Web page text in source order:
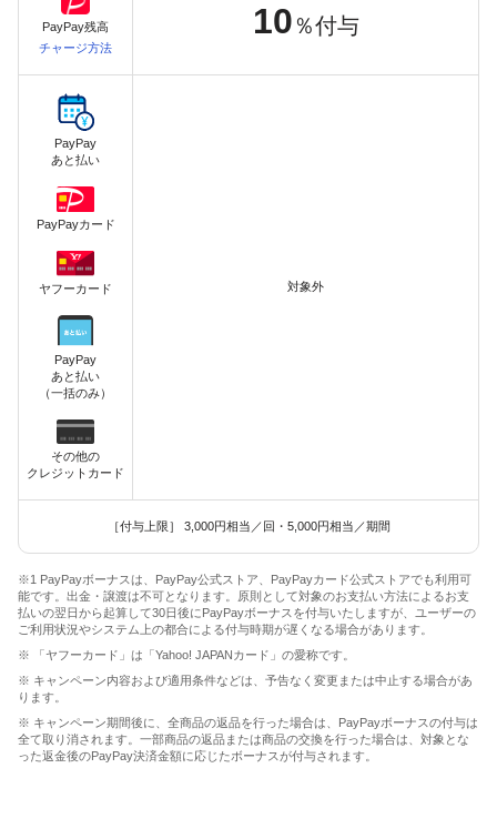
PayPay残高
チャージ方法
10 ％付与
PayPay
あと払い
PayPayカード
ヤフーカード
PayPay
あと払い
（一括のみ）
その他の
クレジットカード
対象外
［付与上限］ 3,000円相当／回・5,000円相当／期間
※1 PayPayボーナスは、PayPay公式ストア、PayPayカード公式ストアでも利用可
能です。出金・譲渡は不可となります。原則として対象のお支払い方法によるお支
払いの翌日から起算して30日後にPayPayボーナスを付与いたしますが、ユーザーの
ご利用状況やシステム上の都合による付与時期が遅くなる場合があります。
※ 「ヤフーカード」は「Yahoo! JAPANカード」の愛称です。
※ キャンペーン内容および適用条件などは、予告なく変更または中止する場合があ
ります。
※ キャンペーン期間後に、全商品の返品を行った場合は、PayPayボーナスの付与は
全て取り消されます。一部商品の返品または商品の交換を行った場合は、対象とな
った返金後のPayPay決済金額に応じたボーナスが付与されます。